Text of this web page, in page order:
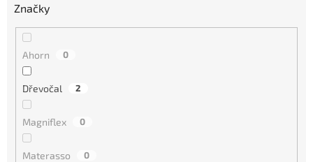
Značky
Ahorn 0
Dřevočal 2
Magniflex 0
Materasso 0